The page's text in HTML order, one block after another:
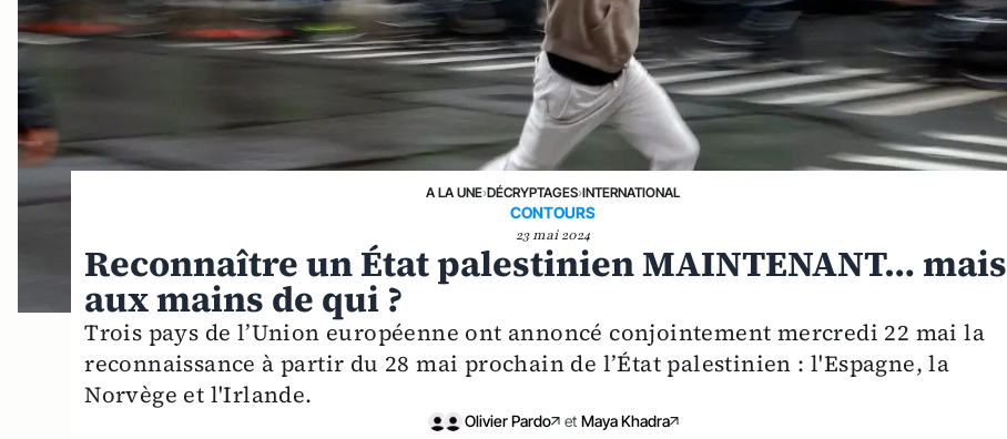
A LA UNE›DÉCRYPTAGES›INTERNATIONAL
CONTOURS
23 mai 2024
Reconnaître un État palestinien MAINTENANT… mais
aux mains de qui ?
Trois pays de l’Union européenne ont annoncé conjointement mercredi 22 mai la
reconnaissance à partir du 28 mai prochain de l’État palestinien : l'Espagne, la
Norvège et l'Irlande.
Olivier Pardo et Maya Khadra